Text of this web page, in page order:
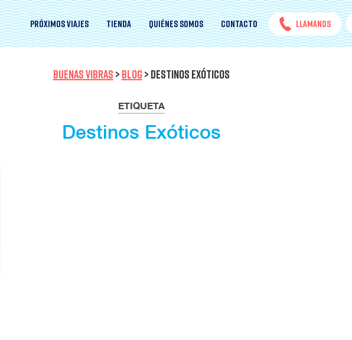
Próximos viajes Tienda Quiénes somos Contacto Llamanos
BUENAS VIBRAS > BLOG> DESTINOS EXÓTICOS
ETIQUETA
Destinos Exóticos